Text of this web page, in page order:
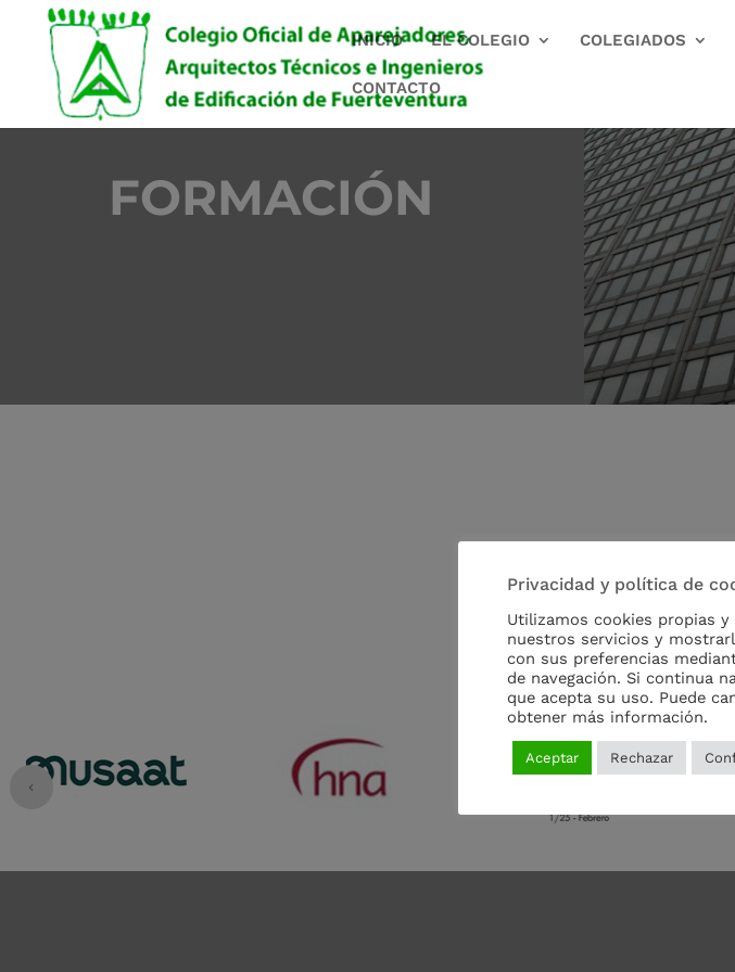
INICIO EL COLEGIO COLEGIADOS
CONTACTO
FORMACIÓN
Privacidad y política de
Utilizamos cookies propias
nuestros servicios y
con sus preferencias
de navegación. Si continua
que acepta su uso. Puede
obtener más información.
Aceptar Rechazar